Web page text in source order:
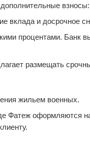
взносы:
вклада и досрочное
процентами. Банк
размещать
жильем военных.
Фатеж оформляются